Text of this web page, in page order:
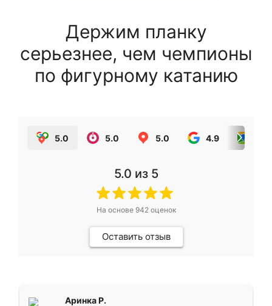
Держим планку
серьезнее, чем чемпионы
по фигурному катанию
5.0 5.0 5.0 4.9
5.0 из 5
На основе 942оценок
Оставить отзыв
Аринка Р.